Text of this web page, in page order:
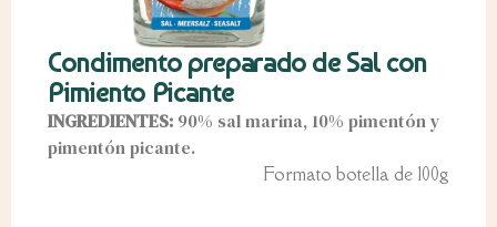
Condimento preparado de Sal con
Pimiento Picante
INGREDIENTES: 90% sal marina, 10% pimentón y
pimentón picante.
Formato botella de 100g